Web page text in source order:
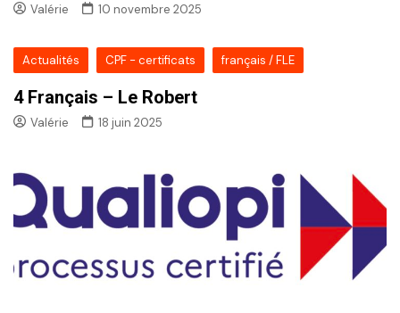
Valérie 10 novembre 2025
Actualités CPF - certificats français / FLE
4 Français – Le Robert
Valérie 18 juin 2025